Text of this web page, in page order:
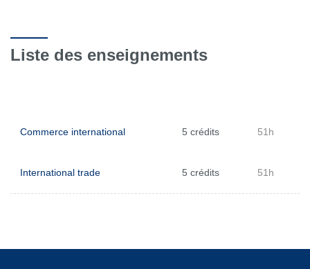
Liste des enseignements
Commerce international 5 crédits 51h
International trade 5 crédits 51h